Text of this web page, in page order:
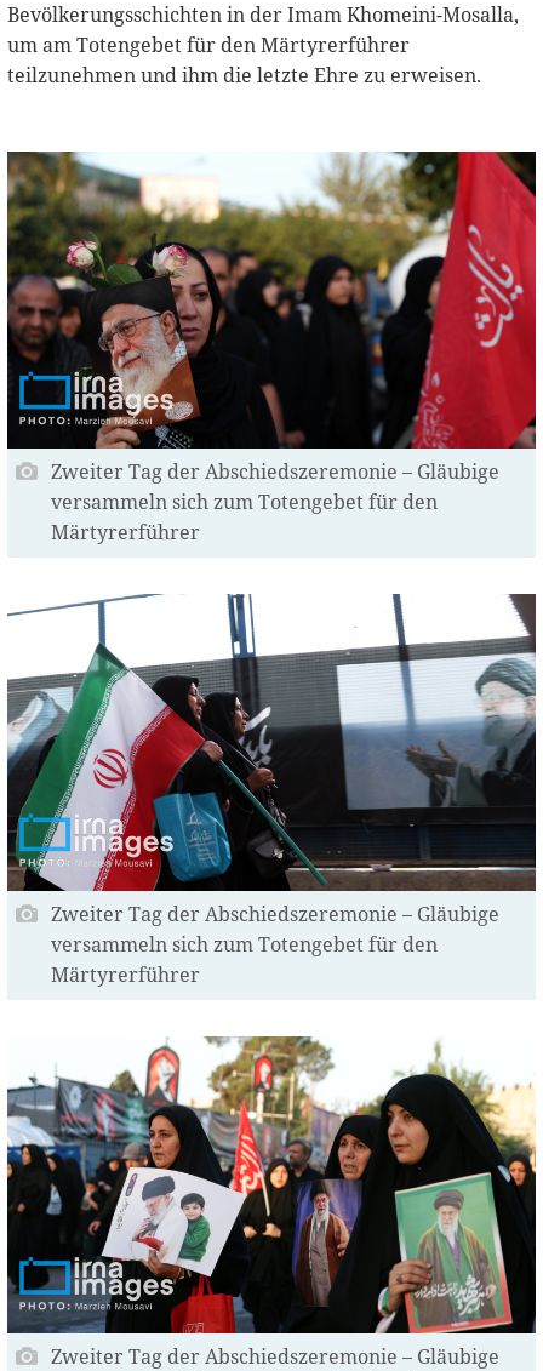
Bevölkerungsschichten in der Imam Khomeini-Mosalla,
um am Totengebet für den Märtyrerführer
teilzunehmen und ihm die letzte Ehre zu erweisen.
Zweiter Tag der Abschiedszeremonie – Gläubige
versammeln sich zum Totengebet für den
Märtyrerführer
Zweiter Tag der Abschiedszeremonie – Gläubige
versammeln sich zum Totengebet für den
Märtyrerführer
Zweiter Tag der Abschiedszeremonie – Gläubige